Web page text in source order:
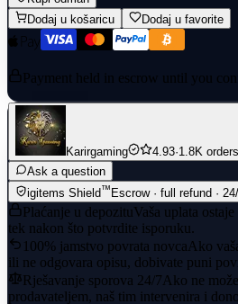
Dodaj u košaricu
Dodaj u favorite
Payment held in escrow until you
Karirgaming 4.93·1.8K orders
Ask a question
igitems Shield™ Escrow · full refund ·
Plaćanje u depozituVaša uplata
tek nakon što potvrdite isporuku.
100% jamstvo povrata novcaAko
ili ne odgovara opisu, dobivate puni
Rješavanje sporova 24/7Ako ne
prodavateljem, naš tim intervenira i